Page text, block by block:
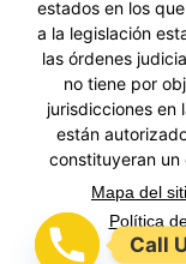
estados en los
a la legislación
las órdenes
no tiene por
jurisdicciones en
están
constituyeran un
Mapa del
Política
Call